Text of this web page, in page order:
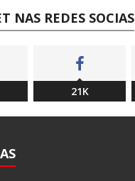
NAS REDES SOCIAS
21K